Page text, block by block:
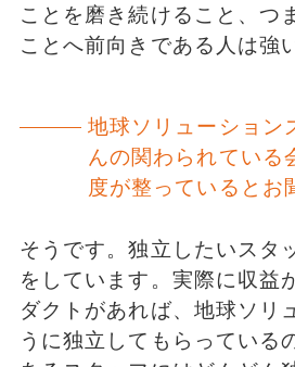
ことを磨き続けること、つ
ことへ前向きである人は強
地球ソリューション
んの関わられている
度が整っているとお
そうです。独立したいスタ
をしています。実際に収益
ダクトがあれば、地球ソリ
うに独立してもらっている